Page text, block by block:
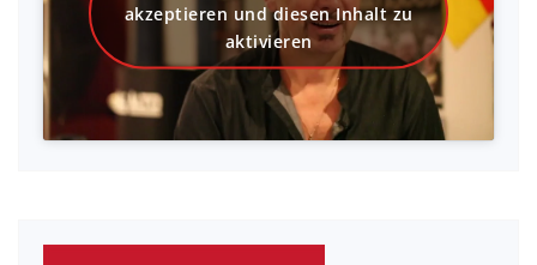
akzeptieren und diesen Inhalt zu
aktivieren